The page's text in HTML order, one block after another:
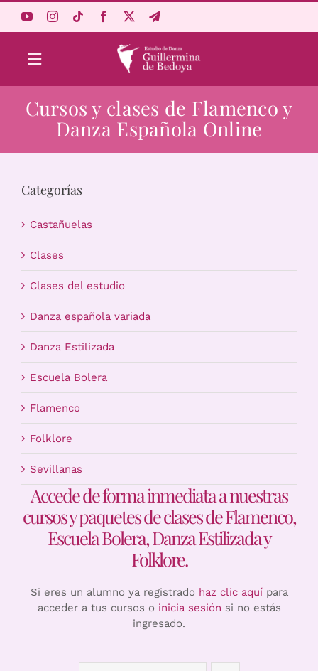
Toggle
Navigation
Aprende Online
Estudio
Carrito
Cursos y clases de Flamenco y
Danza Española Online
Categorías
Castañuelas
Clases
Clases del estudio
Danza española variada
Danza Estilizada
Escuela Bolera
Flamenco
Folklore
Sevillanas
Accede de forma inmediata a nuestras
cursos y paquetes de clases de Flamenco,
Escuela Bolera, Danza Estilizada y
Folklore.
Si eres un alumno ya registrado haz clic aquípara
acceder a tus cursos o inicia sesión si no estás
ingresado.